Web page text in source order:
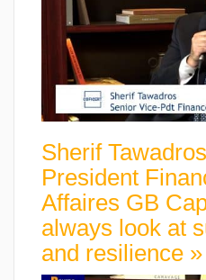
Sherif
President
Affaires GB
always look at
and resilience »